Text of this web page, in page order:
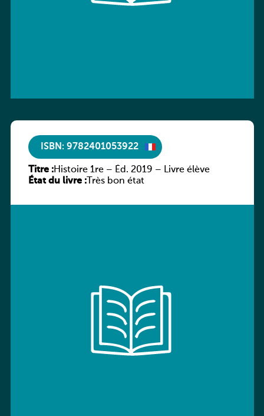
ISBN: 9782401053922
Titre :Histoire 1re – Éd. 2019 – Livre élève
État du livre :Très bon état